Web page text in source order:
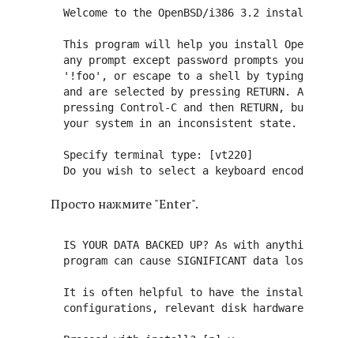
Welcome to the OpenBSD/i386 3.2 install
This program will help you install OpenBSD
any prompt except password prompts you can
'!foo', or escape to a shell by typing '!'.
and are selected by pressing RETURN. At any
pressing Control-C and then RETURN, but
  your system in an inconsistent state.
  Specify terminal type: [vt220]
Просто нажмите "Enter".
IS YOUR DATA BACKED UP? As with anything that
  program can cause SIGNIFICANT data loss.
It is often helpful to have the installation
configurations, relevant disk hardware